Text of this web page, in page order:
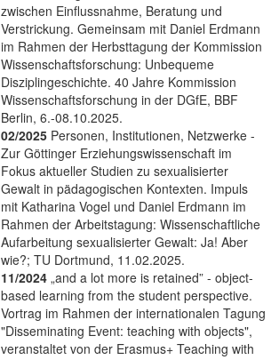
zwischen Einflussnahme, Beratung und
Verstrickung. Gemeinsam mit Daniel Erdmann
im Rahmen der Herbsttagung der Kommission
Wissenschaftsforschung: Unbequeme
Disziplingeschichte. 40 Jahre Kommission
Wissenschaftsforschung in der DGfE, BBF
Berlin, 6.-08.10.2025.
02/2025 Personen, Institutionen, Netzwerke -
Zur Göttinger Erziehungswissenschaft im
Fokus aktueller Studien zu sexualisierter
Gewalt in pädagogischen Kontexten. Impuls
mit Katharina Vogel und Daniel Erdmann im
Rahmen der Arbeitstagung: Wissenschaftliche
Aufarbeitung sexualisierter Gewalt: Ja! Aber
wie?; TU Dortmund, 11.02.2025.
11/2024 „and a lot more is retained” - object-
based learning from the student perspective.
Vortrag im Rahmen der internationalen Tagung
"Disseminating Event: teaching with objects",
veranstaltet von der Erasmus+ Teaching with